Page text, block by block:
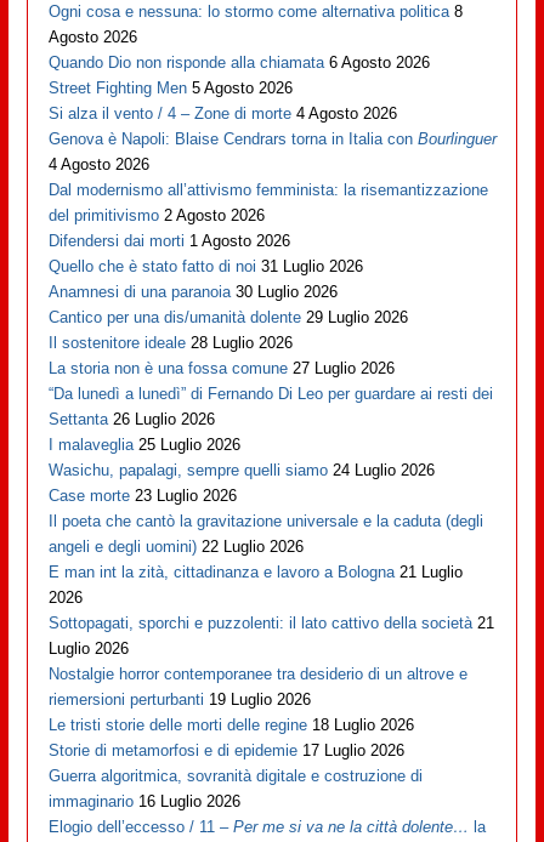
Ogni cosa e nessuna: lo stormo come alternativa politica 8
Agosto 2026
Quando Dio non risponde alla chiamata 6 Agosto 2026
Street Fighting Men 5 Agosto 2026
Si alza il vento / 4 – Zone di morte 4 Agosto 2026
Genova è Napoli: Blaise Cendrars torna in Italia conBourlinguer
4 Agosto 2026
Dal modernismo all’attivismo femminista: la risemantizzazione
del primitivismo 2 Agosto 2026
Difendersi dai morti 1 Agosto 2026
Quello che è stato fatto di noi 31 Luglio 2026
Anamnesi di una paranoia 30 Luglio 2026
Cantico per una dis/umanità dolente 29 Luglio 2026
Il sostenitore ideale 28 Luglio 2026
La storia non è una fossa comune 27 Luglio 2026
“Da lunedì a lunedì” di Fernando Di Leo per guardare ai resti dei
Settanta 26 Luglio 2026
I malaveglia 25 Luglio 2026
Wasichu, papalagi, sempre quelli siamo 24 Luglio 2026
Case morte 23 Luglio 2026
Il poeta che cantò la gravitazione universale e la caduta (degli
angeli e degli uomini) 22 Luglio 2026
E man int la zità, cittadinanza e lavoro a Bologna 21 Luglio
2026
Sottopagati, sporchi e puzzolenti: il lato cattivo della società 21
Luglio 2026
Nostalgie horror contemporanee tra desiderio di un altrove e
riemersioni perturbanti 19 Luglio 2026
Le tristi storie delle morti delle regine 18 Luglio 2026
Storie di metamorfosi e di epidemie 17 Luglio 2026
Guerra algoritmica, sovranità digitale e costruzione di
immaginario 16 Luglio 2026
Elogio dell’eccesso / 11 –Per me si va ne la città dolente… la